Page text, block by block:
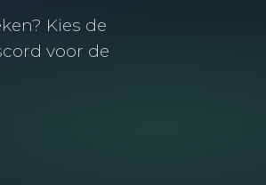
Kies de
voor de